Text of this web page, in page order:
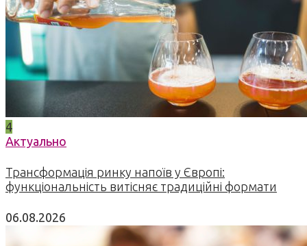
4
Актуально
Трансформація ринку напоїв у Європі:
функціональність витісняє традиційні формати
06.08.2026